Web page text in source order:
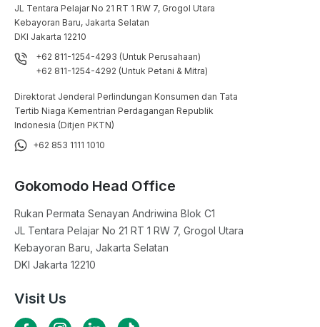
JL Tentara Pelajar No 21 RT 1 RW 7, Grogol Utara
Kebayoran Baru, Jakarta Selatan
DKI Jakarta 12210
+62 811-1254-4293 (Untuk Perusahaan)
+62 811-1254-4292 (Untuk Petani & Mitra)
Direktorat Jenderal Perlindungan Konsumen dan Tata
Tertib Niaga Kementrian Perdagangan Republik
Indonesia (Ditjen PKTN)
+62 853 1111 1010
Gokomodo Head Office
Rukan Permata Senayan Andriwina Blok C1
JL Tentara Pelajar No 21 RT 1 RW 7, Grogol Utara
Kebayoran Baru, Jakarta Selatan
DKI Jakarta 12210
Visit Us